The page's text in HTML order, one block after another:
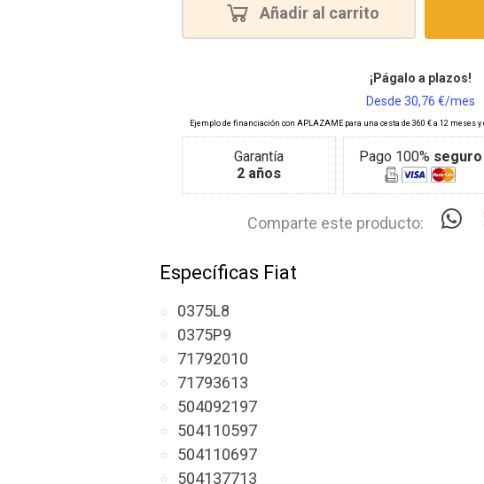
Añadir al carrito
Garantía
2 años
Pago 100% seguro
Comparte este producto:
Específicas Fiat
0375L8
0375P9
71792010
71793613
504092197
504110597
504110697
504137713